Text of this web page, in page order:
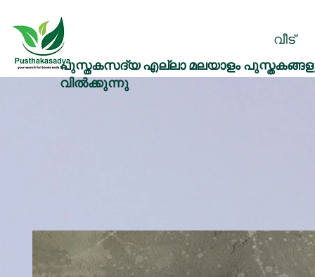
വീട്
പുസ്തകസദ്യ എല്ലാ മലയാളം
വിൽക്കുന്നു